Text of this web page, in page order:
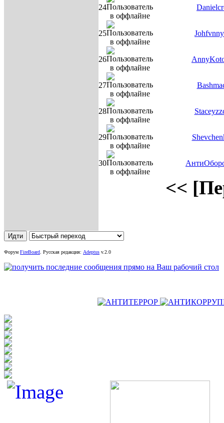
24
25
26
27
28
29
30
<<
Форум FireBoard Русская редакция: Adeptus v.2.0